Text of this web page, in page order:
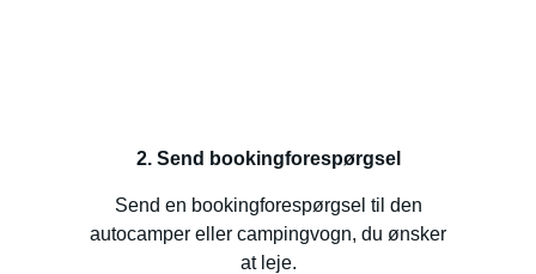
2. Send bookingforespørgsel
Send en bookingforespørgsel til den
autocamper eller campingvogn, du ønsker
at leje.